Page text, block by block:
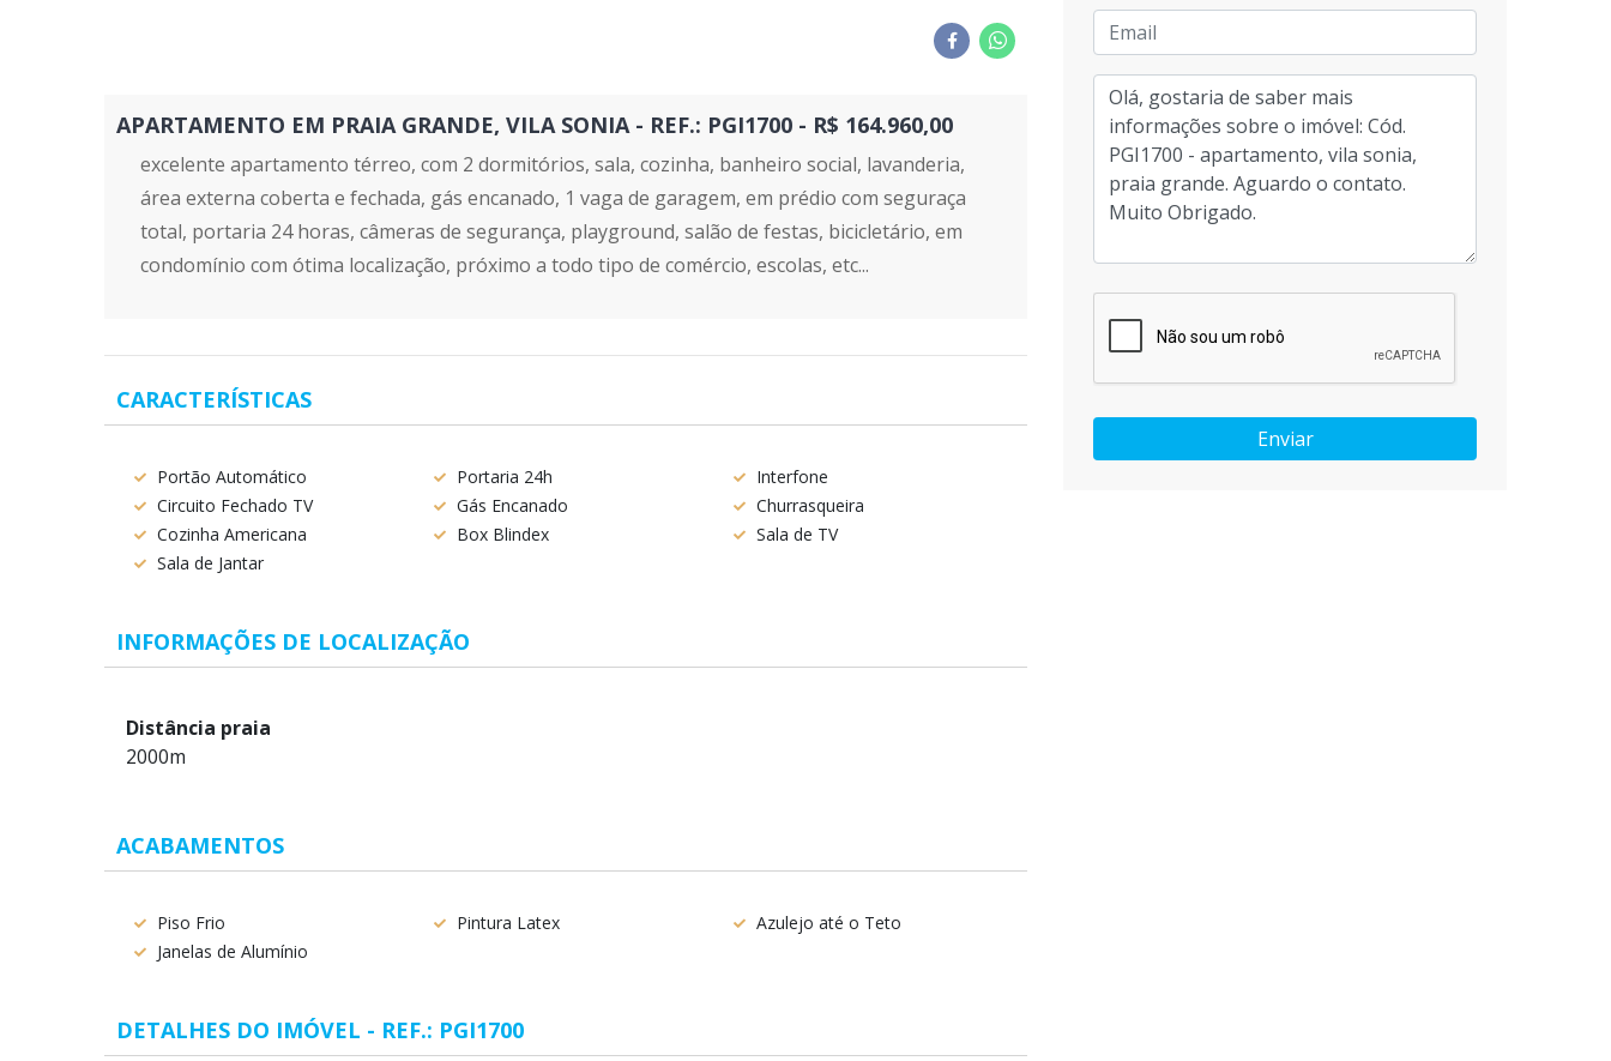
APARTAMENTO EM PRAIA GRANDE, VILA SONIA - REF.: PGI1700 - R$ 164.960,00
excelente apartamento térreo, com 2 dormitórios, sala, cozinha, banheiro social, lavanderia,
área externa coberta e fechada, gás encanado, 1 vaga de garagem, em prédio com seguraça
total, portaria 24 horas, câmeras de segurança, playground, salão de festas, bicicletário, em
condomínio com ótima localização, próximo a todo tipo de comércio, escolas, etc...
CARACTERÍSTICAS
Portão Automático Portaria 24h
Interfone
Circuito Fechado TV
Gás Encanado
Churrasqueira
Cozinha Americana
Box Blindex
Sala de TV
Sala de Jantar
INFORMAÇÕES DE LOCALIZAÇÃO
Distância praia
2000m
ACABAMENTOS
Piso Frio Pintura Latex
Azulejo até o Teto
Janelas de Alumínio
DETALHES DO IMÓVEL - REF.: PGI1700
Enviar